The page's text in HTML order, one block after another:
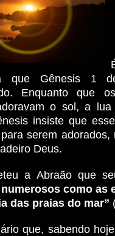
que Gênesis 1
Enquanto que
o sol, a
insiste que
serem adorados,
Deus.
a Abraão que
numerosos como as
das praias do mar”
que, sabendo